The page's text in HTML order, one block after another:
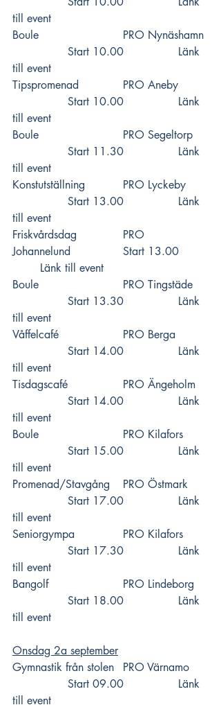
till event
Boule 			PRO Nynäshamn
Länk
till event
Tipspromenad 		PRO Aneby
Länk
till event
Boule 			PRO Segeltorp
Länk
till event
Konstutställning 		PRO Lyckeby
Länk
till event
Friskvårdsdag 		PRO
Johannelund 		Start 13.00
Länk till event
Boule 			PRO Tingstäde
Länk
till event
Våffelcafé 			PRO Berga
Länk
till event
Tisdagscafé 		PRO Ängeholm
Länk
till event
Boule 			PRO Kilafors
Länk
till event
Promenad/Stavgång 	PRO Östmark
Länk
till event
Seniorgympa 		PRO Kilafors
Länk
till event
Bangolf 			PRO Lindeborg
Länk
till event
Onsdag 2a september
Gymnastik från stolen	PRO Värnamo
Länk
till event